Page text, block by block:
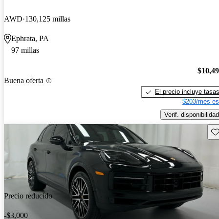
AWD 130,125 millas
Ephrata, PA
97 millas
Buena oferta
El precio incluye tasas
$203/mes
Verif. disponibilidad
Precio reducido
-$3,000